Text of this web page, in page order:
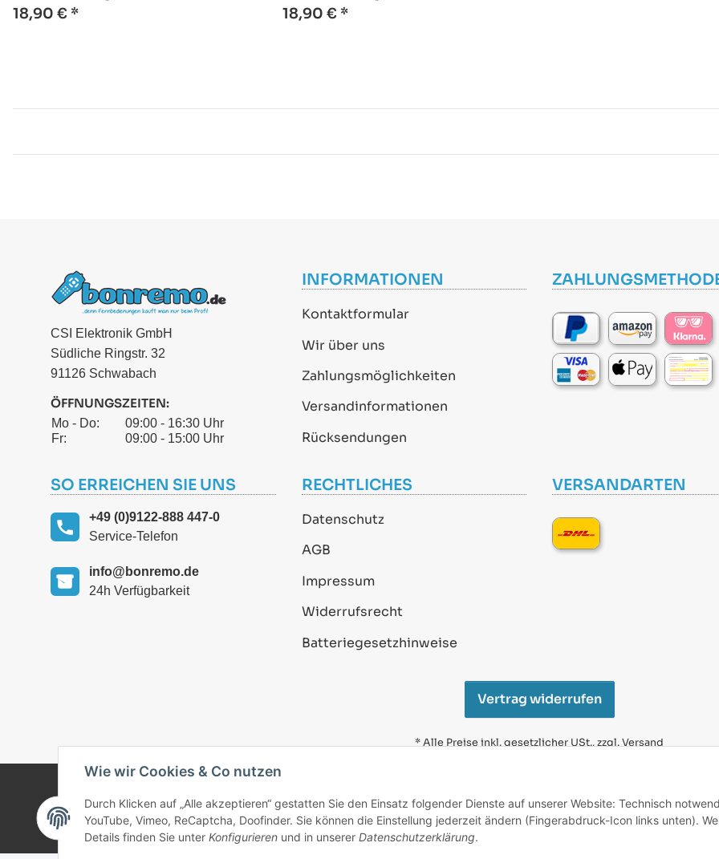
18,90 € * 18,90 € *
CSI Elektronik GmbH
Südliche Ringstr. 32
91126 Schwabach
ÖFFNUNGSZEITEN:
Mo - Do:
09:00 - 16:30 Uhr
Fr:
09:00 - 15:00 Uhr
INFORMATIONEN
Kontaktformular
Wir über uns
Zahlungsmöglichkeiten
Versandinformationen
Rücksendungen
SO ERREICHEN SIE UNS
+49 (0)9122-888 447-0
Service-Telefon
info@bonremo.de
24h Verfügbarkeit
RECHTLICHES
Datenschutz
AGB
Impressum
Widerrufsrecht
Batteriegesetzhinweise
VERSANDARTEN
Vertrag widerrufen
* Alle Preise inkl. gesetzlicher USt., zzgl.Versand
© 2025 bonremo.de. Alle Rechte vorbehalten.
Eigentümer. Sie dienen nur zur Verdeutlichung der
Kompatibilität unserer Produkte mit den Produkten
Wie wir Cookies & Co nutzen
Durch Klicken auf „Alle akzeptieren“ gestatten Sie den Einsatz folgender Dienste auf unserer Website: Technisch
YouTube, Vimeo, ReCaptcha, Doofinder. Sie können die Einstellung jederzeit ändern (Fingerabdruck-Icon links unten).
Details finden Sie unter Konfigurieren und in unserer Datenschutzerklärung.